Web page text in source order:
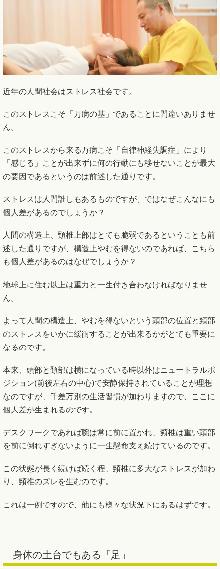
近年の人間社会はストレス社会です。
このストレスこそ「万病の基」であることに間違いありませ
ん。
このストレスから来る万病こそ「自律神経失調症」により
「感じる」ことが出来ずに何の行動にも移せないことが最大
の要因であるというのは前述した通りです。
ストレスは人間誰しもあるものですが、ではなぜこんなにも
個人差があるのでしょうか？
人間の構造上、頸椎上部はとても脆弱であるということも前
述した通りですが、構造上やむを得ないのであれば、こちら
も個人差があるのはなぜでしょうか？
地球上に住む以上は重力と一生付き合わなければなりませ
ん。
よって人間の構造上、やむを得ないという頭部の位置と頚部
のストレスをいかに緩衝することが出来るかがとても重要に
なるのです。
本来、頭部と頚部は横になっている時以外はニュートラルポ
ジション(前後左右の中心)で安静保持されていることが理想
なのですが、千差万別の生活習慣が加わりますので、ここに
個人差が生まれるのです。
デスクワークであれば腕は常に前に置かれ、頸椎は重い頭部
を前に倒れすぎないように一生懸命支え続けているのです。
この状態が長く続けば続く程、頸椎に多大なストレスが加わ
り、頸椎のズレを生むのです。
これは一例ですので、他にも様々な状況下にあるはずです。
身体の土台でもある「足」